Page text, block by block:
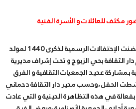
مكثف للعائلات و الأسرة الفنية
ومن ضمن الفضاءات التي احتضنت الإحتفالات الرسمية لذكرى 1440 لمولد
الثقافة بحي الزبوج و تحت إشراف مديرية
بمشاركة عديد الجمعيات الثقافية و الفرق
الحفل ،وحسب مدير دار الثقافة دحماني
في هذه التظاهرة الدينية و التي عادت